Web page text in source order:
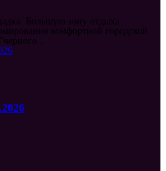
Большую зону отдыха
комфортной городской